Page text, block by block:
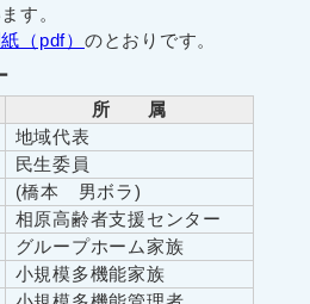
す。
（pdf） のとおりです。
所 属
地域代表
民生委員
(橋本 男ボラ)
相原高齢者支援センター
グループホーム家族
小規模多機能家族